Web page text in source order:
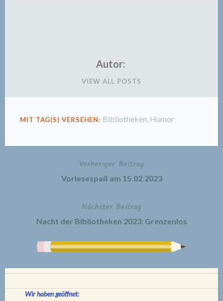
Autor:
VIEW ALL POSTS
MIT TAG(S) VERSEHEN: Bibliotheken, Humor
BeitragsnavigationVorheriger Beitrag
Vorlesespaß am 15.02.2023
Nächster Beitrag
Nacht der Bibliotheken 2023: Grenzenlos
Wir haben geöffnet: